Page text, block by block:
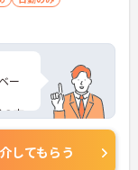
ー
の方
してもらう